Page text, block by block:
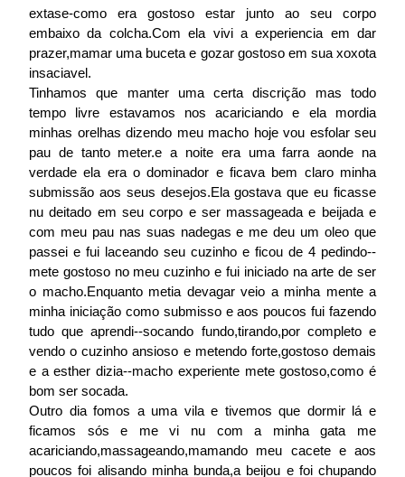
extase-como era gostoso estar junto ao seu corpo
embaixo da colcha.Com ela vivi a experiencia em dar
prazer,mamar uma buceta e gozar gostoso em sua xoxota
insaciavel.
Tinhamos que manter uma certa discrição mas todo
tempo livre estavamos nos acariciando e ela mordia
minhas orelhas dizendo meu macho hoje vou esfolar seu
pau de tanto meter.e a noite era uma farra aonde na
verdade ela era o dominador e ficava bem claro minha
submissão aos seus desejos.Ela gostava que eu ficasse
nu deitado em seu corpo e ser massageada e beijada e
com meu pau nas suas nadegas e me deu um oleo que
passei e fui laceando seu cuzinho e ficou de 4 pedindo--
mete gostoso no meu cuzinho e fui iniciado na arte de ser
o macho.Enquanto metia devagar veio a minha mente a
minha iniciação como submisso e aos poucos fui fazendo
tudo que aprendi--socando fundo,tirando,por completo e
vendo o cuzinho ansioso e metendo forte,gostoso demais
e a esther dizia--macho experiente mete gostoso,como é
bom ser socada.
Outro dia fomos a uma vila e tivemos que dormir lá e
ficamos sós e me vi nu com a minha gata me
acariciando,massageando,mamando meu cacete e aos
poucos foi alisando minha bunda,a beijou e foi chupando